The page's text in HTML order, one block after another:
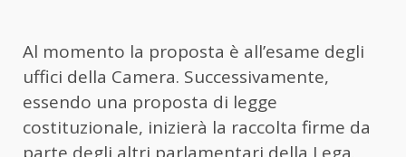
Al momento la proposta è all’esame degli
uffici della Camera. Successivamente,
essendo una proposta di legge
costituzionale, inizierà la raccolta firme da
parte degli altri parlamentari della Lega.